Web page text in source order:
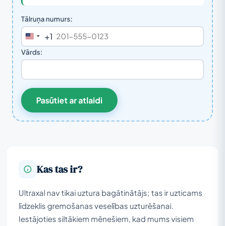
Tālruņa numurs:
United
States
+1
Vārds:
Pasūtiet ar atlaidi
Kas tas ir?
Ultraxal nav tikai uztura bagātinātājs; tas ir uzticams
līdzeklis gremošanas veselības uzturēšanai.
Iestājoties siltākiem mēnešiem, kad mums visiem